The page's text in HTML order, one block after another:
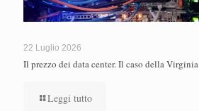
22 Luglio 2026
Il prezzo dei data center. Il caso della Virginia
Leggi tutto